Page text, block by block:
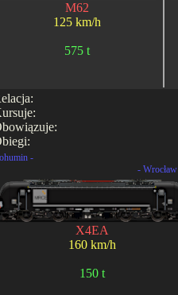
M62
125 km/h
575 t
-
-
X4EA
160 km/h
150 t